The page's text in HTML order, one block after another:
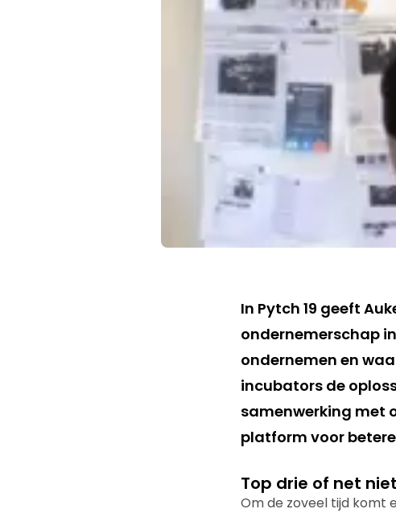
In Pytch 19 geeft
ondernemerschap
ondernemen en
incubators de
samenwerking met
platform voor
Top drie of net
Om de zoveel tijd komt